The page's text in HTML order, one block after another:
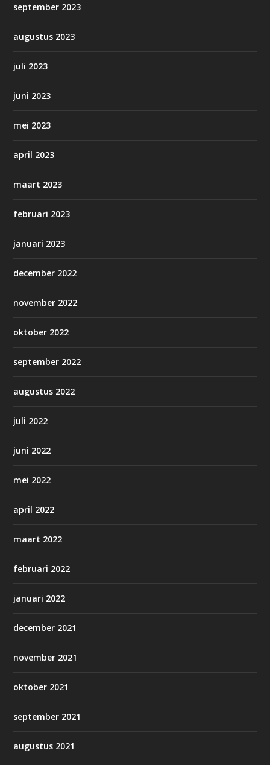
september 2023
augustus 2023
juli 2023
juni 2023
mei 2023
april 2023
maart 2023
februari 2023
januari 2023
december 2022
november 2022
oktober 2022
september 2022
augustus 2022
juli 2022
juni 2022
mei 2022
april 2022
maart 2022
februari 2022
januari 2022
december 2021
november 2021
oktober 2021
september 2021
augustus 2021